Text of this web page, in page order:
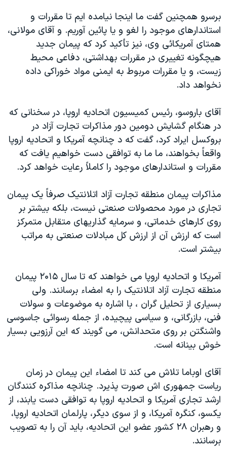
برسرو همچنین گفت ما اینجا نیامده ایم تا مقررات و
استاندارهای موجود را لغو و یا پائین آوریم. و آقای مولانی،
همتای آمریکائی وی، نیز تأکید کرد که پیمان جدید
هیچگونه تغییری در مقررات بهداشتی، دفاعی محیط
زیست، و یا مقررات مربوط به ایمنی مواد خوراکی داده
نخواهد داد.
آقای باروسو، رئیس کمیسیون اتحادیه اروپا، در سخنانی که
در هنگام گشایش دومین دور مذاکرات تجارت آزاد در
بروکسل ایراد کرد، گفت که د چنانچه آمریکا و اتحادیه اروپا
واقعاً بخواهند، ما ما به توافقی دست خواهیم یافت که
مقررات و استاندارهای موجود را کاملاً رعایت خواهد کرد.
مذاکرات پیمان منطقه تجارت آزاد اتلانتیک صرفاً یک پیمان
تجاری در مورد محصولات صنعتی نیست، بلکه بیشتر بر
روی کارهای خدماتی، و سرمایه گذاریهای متقابل متمرکز
است که ارزش آن از ارزش کل مبادلات صنعتی به مراتب
بیشتر است.
آمریکا و اتحادیه اروپا می خواهند که تا سال ۲۰۱۵ پیمان
منطقه تجارت آزاد اتلانتیک را به امضاء برسانند. ولی
بسیاری از تحلیل گران ، با اشاره به موضوعات و سولات
فنی، بازرگانی، و سیاسی پیچیده، از جمله رسوائی جاسوسی
واشنگتن بر روی متحدانش، می گویند که این آرزویی بسیار
خوش بینانه است.
آقای اوباما تلاش می کند تا امضاء این پیمان در زمان
ریاست جمهوری اش صورت پذیرد. چنانچه مذاکره کنندگان
ارشد تجاری آمریکا و اتحادیه اروپا به توافقی دست یابند، از
یکسو، کنگره آمریکا، و از سوی دیگر، پارلمان اتحادیه اروپا،
و رهبران ۲۸ کشور عضو این اتحادیه، باید آن را به تصویب
برسانند.